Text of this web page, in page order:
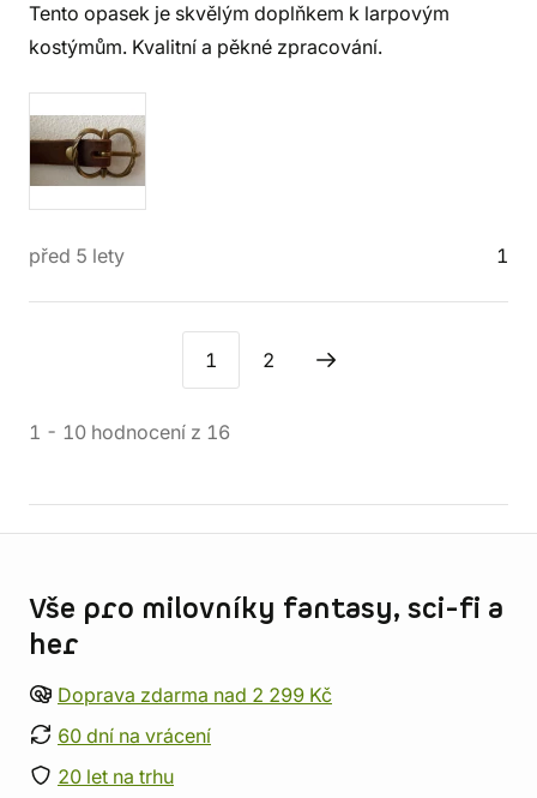
Tento opasek je skvělým doplňkem k larpovým
kostýmům. Kvalitní a pěkné zpracování.
před 5 lety 1
1 2
1 - 10 hodnocení z 16
Vše pro milovníky fantasy, sci-fi a
her
Doprava zdarma nad 2 299 Kč
60 dní na vrácení
20 let na trhu